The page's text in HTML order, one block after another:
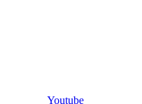
Youtube